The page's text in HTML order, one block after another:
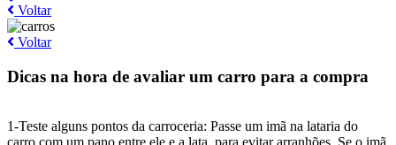
Voltar
Voltar
Dicas na hora de avaliar um carro para a compra
1-Teste alguns pontos da carroceria: Passe um imã na lataria do